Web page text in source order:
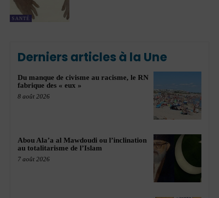
SANTÉ
Derniers articles à la Une
Du manque de civisme au racisme, le RN
fabrique des « eux »
8 août 2026
Abou Ala’a al Mawdoudi ou l’inclination
au totalitarisme de l’Islam
7 août 2026